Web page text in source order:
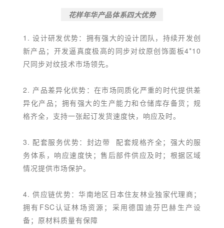
花样年华产品体系四大优势
1. 设计研发优势：拥有强大的设计团队，持续开发创
新产品；开发逼真度极高的同步对纹原创饰面板4*10
尺同步对纹技术市场领先。
2. 产品差异化优势：在市场同质化严重的时代提供差
异化产品；拥有强大的生产能力和仓储库存备货；规
格齐全，支持一张起订发货速度快，响应及时。
3. 配套服务优势： 封边带
配套规格齐全；强大的服
务体系，响应速度快；售后部件供应及时；根据区域
情况提供市场保护。
4. 供应链优势：华南地区日本住友林业独家代理商；
拥有FSC认证林场资源；采用德国迪芬巴赫生产设
备；原材料质量有保障